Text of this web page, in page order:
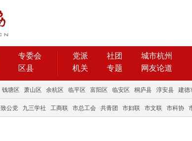
专委会
区县
党派 社团
城市杭州
机关
专题 网友论道
钱塘区 萧山区 余杭区 临平区 富阳区 临安区 桐庐县 淳安县 建德
致公党 九三学社 工商联 市总工会 共青团 市妇联 市文联 市科协